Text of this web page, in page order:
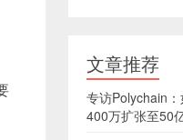
文章推荐
专访Polychain
400万扩张至50